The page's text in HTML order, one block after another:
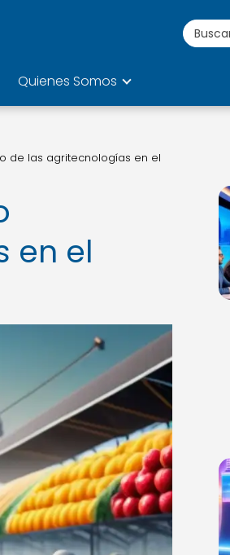
Quienes Somos
de las agritecnologías en el
en el